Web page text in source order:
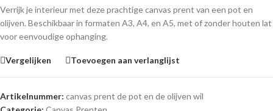
Verrijk je interieur met deze prachtige canvas prent van een pot en
olijven. Beschikbaar in formaten A3, A4, en A5, met of zonder houten lat
voor eenvoudige ophanging.
Vergelijken Toevoegen aan verlanglijst
Artikelnummer: canvas prent de pot en de olijven wil